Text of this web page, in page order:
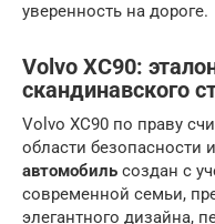
уверенность на дороге.
Volvo XC90:
скандинавского
Volvo XC90 по праву
области безопасности
автомобиль создан с
современной семьи,
элегантного дизайна,